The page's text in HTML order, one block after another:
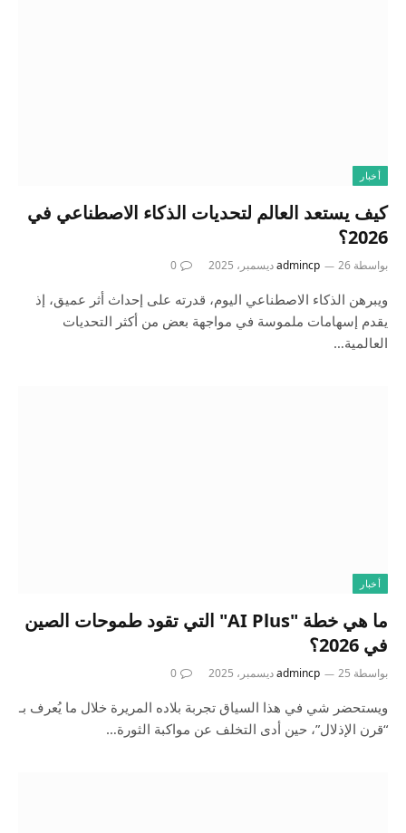
أخبار
كيف يستعد العالم لتحديات الذكاء الاصطناعي في
2026؟
بواسطة admincp 26 ديسمبر، 2025 0
ويبرهن الذكاء الاصطناعي اليوم، قدرته على إحداث أثر عميق، إذ
يقدم إسهامات ملموسة في مواجهة بعض من أكثر التحديات
العالمية…
أخبار
ما هي خطة "AI Plus" التي تقود طموحات الصين
في 2026؟
بواسطة admincp 25 ديسمبر، 2025 0
ويستحضر شي في هذا السياق تجربة بلاده المريرة خلال ما يُعرف بـ
“قرن الإذلال”، حين أدى التخلف عن مواكبة الثورة…